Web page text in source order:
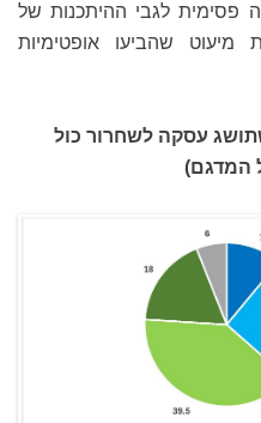
הביעו עמדה פסימית לגבי ההיתכנות של
שהביעו אופטימיות
עסקה לשחרור כול
המדגם)